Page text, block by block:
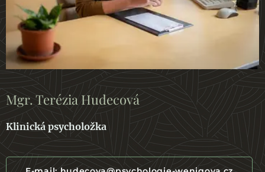
Mgr. Terézia Hudecová
Klinická psycholožka